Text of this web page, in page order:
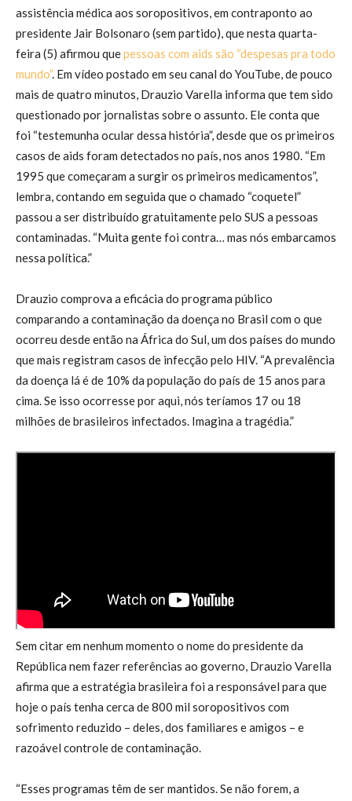
assistência médica aos soropositivos, em contraponto ao
presidente Jair Bolsonaro (sem partido), que nesta quarta-
feira (5) afirmou quepessoas com aids são “despesas pra todo
mundo”. Em vídeo postado em seu canal do YouTube, de pouco
mais de quatro minutos, Drauzio Varella informa que tem sido
questionado por jornalistas sobre o assunto. Ele conta que
foi “testemunha ocular dessa história”, desde que os primeiros
casos de aids foram detectados no país, nos anos 1980. “Em
1995 que começaram a surgir os primeiros medicamentos”,
lembra, contando em seguida que o chamado “coquetel”
passou a ser distribuído gratuitamente pelo SUS a pessoas
contaminadas. “Muita gente foi contra… mas nós embarcamos
nessa política.”
Drauzio comprova a eficácia do programa público
comparando a contaminação da doença no Brasil com o que
ocorreu desde então na África do Sul, um dos países do mundo
que mais registram casos de infecção pelo HIV. “A prevalência
da doença lá é de 10% da população do país de 15 anos para
cima. Se isso ocorresse por aqui, nós teríamos 17 ou 18
milhões de brasileiros infectados. Imagina a tragédia.”
Sem citar em nenhum momento o nome do presidente da
República nem fazer referências ao governo, Drauzio Varella
afirma que a estratégia brasileira foi a responsável para que
hoje o país tenha cerca de 800 mil soropositivos com
sofrimento reduzido – deles, dos familiares e amigos – e
razoável controle de contaminação.
“Esses programas têm de ser mantidos. Se não forem, a